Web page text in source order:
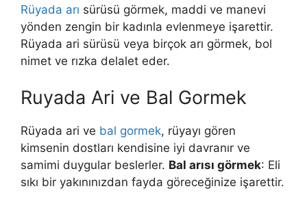
Rüyada arı sürüsü görmek, maddi ve manevi
yönden zengin bir kadınla evlenmeye işarettir.
Rüyada ari sürüsü veya birçok arı görmek, bol
nimet ve rızka delalet eder.
Ruyada Ari ve Bal Gormek
Rüyada ari ve bal gormek, rüyayı gören
kimsenin dostları kendisine iyi davranır ve
samimi duygular beslerler. Bal arısı görmek: Eli
sıkı bir yakınınızdan fayda göreceğinize işarettir.